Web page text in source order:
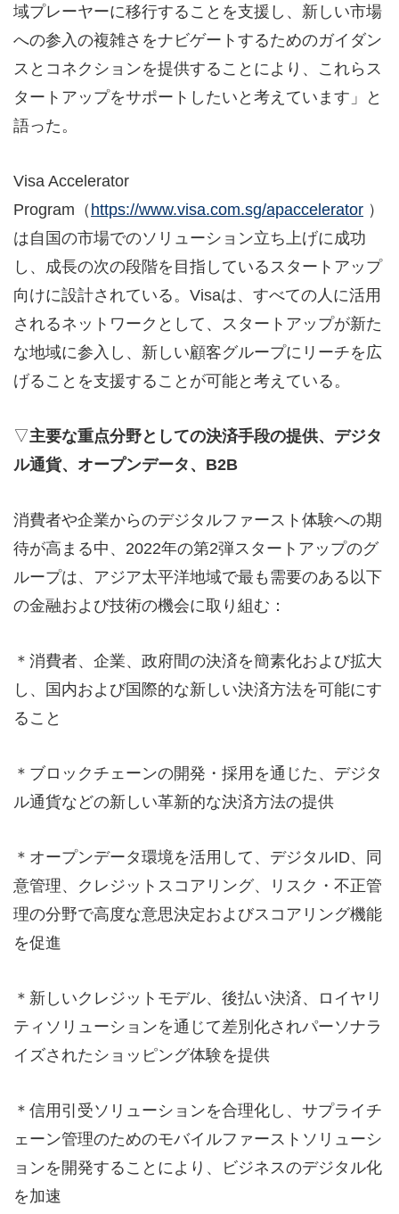
域プレーヤーに移行することを支援し、新しい市場
への参入の複雑さをナビゲートするためのガイダン
スとコネクションを提供することにより、これらス
タートアップをサポートしたいと考えています」と
語った。
Visa Accelerator
Program（ https://www.visa.com.sg/apaccelerator ）
は自国の市場でのソリューション立ち上げに成功
し、成長の次の段階を目指しているスタートアップ
向けに設計されている。Visaは、すべての人に活用
されるネットワークとして、スタートアップが新た
な地域に参入し、新しい顧客グループにリーチを広
げることを支援することが可能と考えている。
▽主要な重点分野としての決済手段の提供、デジタ
ル通貨、オープンデータ、 B2B
消費者や企業からのデジタルファースト体験への期
待が高まる中、2022年の第2弾スタートアップのグ
ループは、アジア太平洋地域で最も需要のある以下
の金融および技術の機会に取り組む：
＊消費者、企業、政府間の決済を簡素化および拡大
し、国内および国際的な新しい決済方法を可能にす
ること
＊ブロックチェーンの開発・採用を通じた、デジタ
ル通貨などの新しい革新的な決済方法の提供
＊オープンデータ環境を活用して、デジタルID、同
意管理、クレジットスコアリング、リスク・不正管
理の分野で高度な意思決定およびスコアリング機能
を促進
＊新しいクレジットモデル、後払い決済、ロイヤリ
ティソリューションを通じて差別化されパーソナラ
イズされたショッピング体験を提供
＊信用引受ソリューションを合理化し、サプライチ
ェーン管理のためのモバイルファーストソリューシ
ョンを開発することにより、ビジネスのデジタル化
を加速